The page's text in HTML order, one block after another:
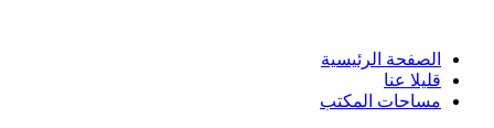
الصفحة الرئيسية
قليلا عنا
مساحات المكتب